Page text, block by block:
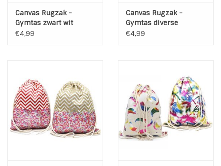
Canvas Rugzak -
Gymtas zwart wit
€4,99
Canvas Rugzak -
Gymtas diverse
modellen
€4,99